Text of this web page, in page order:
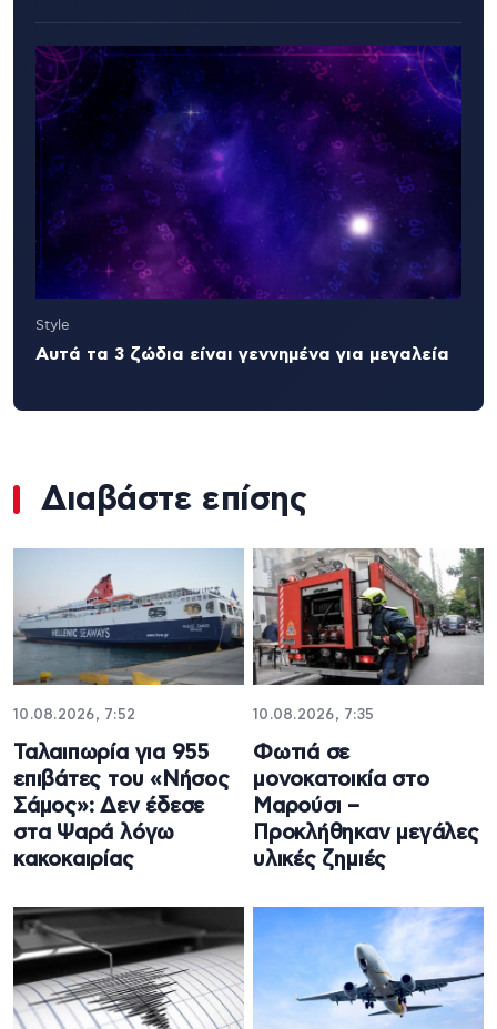
Style
Αυτά τα 3 ζώδια είναι γεννημένα για μεγαλεία
Διαβάστε επίσης
10.08.2026, 7:52
Ταλαιπωρία για 955
επιβάτες του «Νήσος
Σάμος»: Δεν έδεσε
στα Ψαρά λόγω
κακοκαιρίας
10.08.2026, 7:35
Φωτιά σε
μονοκατοικία στο
Μαρούσι –
Προκλήθηκαν μεγάλες
υλικές ζημιές